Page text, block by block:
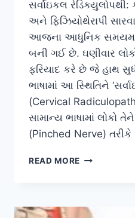
સર્વાઇકલ રેડિક્યુલોપથી:
અને ફિઝિયોથેરાપી
આજના આધુનિક
બની ગઈ છે. ઘણીવાર
ફરિયાદ કરે છે જે હાથ
ભાષામાં આ સ્થિતિને
(Cervical
સામાન્ય ભાષામાં લોકો
(Pinched Nerve)
READ MORE સર્વાઇકલ
ફિઝિયોથેરાપી